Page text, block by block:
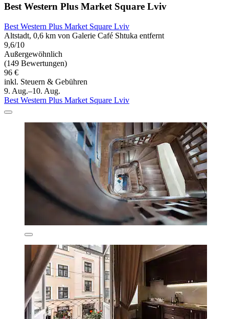
Best Western Plus Market Square Lviv
Best Western Plus Market Square Lviv
Altstadt, 0,6 km von Galerie Café Shtuka entfernt
9,6/10
Außergewöhnlich
(149 Bewertungen)
96 €
inkl. Steuern & Gebühren
9. Aug.–10. Aug.
Best Western Plus Market Square Lviv